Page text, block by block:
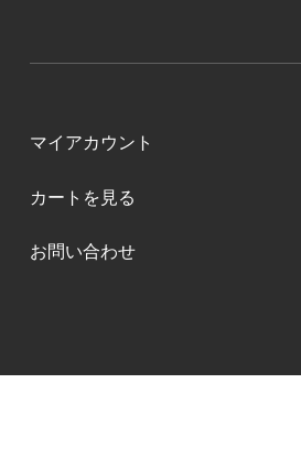
マイアカウント
カートを見る
お問い合わせ